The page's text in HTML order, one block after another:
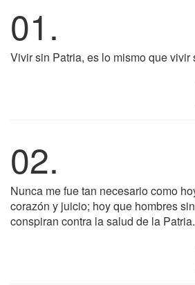
01.
Vivir sin Patria, es lo mismo que vivir
02.
Nunca me fue tan necesario como
corazón y juicio; hoy que hombres
conspiran contra la salud de la Patria.